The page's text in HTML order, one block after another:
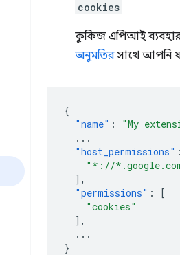
cookies
কুকিজ এপিআই ব্যবহার
অনুমতিরসাথে আপনি
{
"name" : "My
...
"host_permissions" :
"*://
],
"permissions" :
[
"cookies"
],
...
}